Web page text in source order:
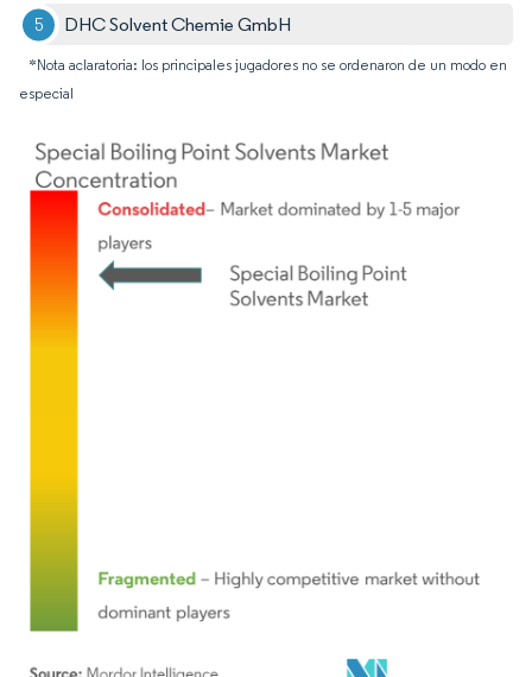
DHC Solvent Chemie GmbH
*Nota aclaratoria: los principales jugadores no se ordenaron de un modo en
especial